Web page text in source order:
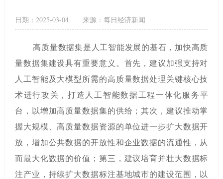
日期： 2025-03-04来源：每日经济新闻
高质量数据集是人工智能发展的基石，加快高质
量数据集建设具有重要意义。首先，建议加强支持对
人工智能及大模型所需的高质量数据处理关键核心技
术进行攻关，打造人工智能数据工程一体化服务平
台，以增加高质量数据集的供给；其次，建议推动掌
握大规模、高质量数据资源的单位进一步扩大数据开
放，增加公共数据的开放性和企业数据的流通性，从
而最大化数据的价值；第三，建议培育并壮大数据标
注产业，持续扩大数据标注基地城市的建设范围，以